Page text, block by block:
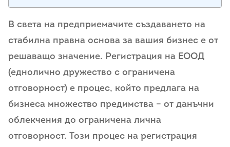
В света на предприемачите създаването на
стабилна правна основа за вашия бизнес е от
решаващо значение. Регистрация на ЕООД
(еднолично дружество с ограничена
отговорност) е процес, който предлага на
бизнеса множество предимства – от данъчни
облекчения до ограничена лична
отговорност. Този процес на регистрация